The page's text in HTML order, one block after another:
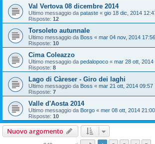
Val Vertova 08 dicembre 2014
Ultimo messaggio da pataste « gio 18 dic, 2014
Risposte: 12
Torsoleto autunnale
Ultimo messaggio da Boss « mar 04 nov, 2014 17:56
Risposte: 10
Cima Coleazzo
Ultimo messaggio da pedalopoco « mar 28 ott, 2014
Risposte: 8
Lago di Càreser - Giro dei laghi
Ultimo messaggio da Boss « mar 21 ott, 2014 09:57
Risposte: 7
Valle d'Aosta 2014
Ultimo messaggio da Borgo « mer 08 ott, 2014 21:00
Risposte: 10
Nuovo argomento